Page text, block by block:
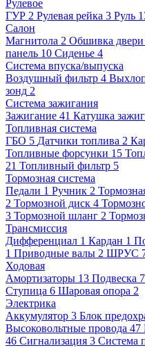
Рулевое
ГУР 2 Рулевая рейка 3 Руль
Салон
Магнитола 2 Обшивка двери
панель 10 Сиденье 4
Система впуска/выпуска
Воздушный фильтр 4
зонд 2
Система зажигания
Зажигание 41 Катушка
Топливная система
ГБО 5 Датчики топлива 2
Топливные форсунки 15
21 Топливный фильтр 5
Тормозная система
Педали 1 Ручник 2
2 Тормозной диск 4
3 Тормозной шланг 2
Трансмиссия
Дифференциал 1 Кардан 1
1 Приводные валы 2 ШРУС
Ходовая
Амортизаторы 13 Подвеска 7
Ступица 6 Шаровая опора 2
Электрика
Аккумулятор 3 Блок
Высоковольтные провода 47
46 Сигнализация 3 Система